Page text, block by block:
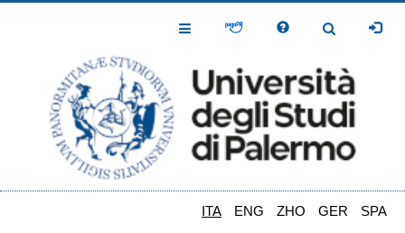
Toggle
Toggle
ITA ENG ZHO GER SPA